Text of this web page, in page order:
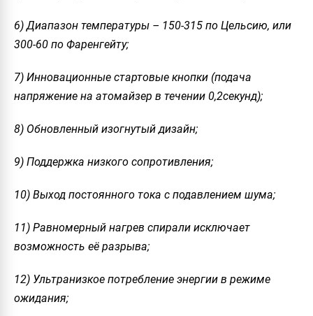
6) Диапазон температуры – 150-315 по Цельсию, или
300-60 по Фаренгейту;
7) Инновационные стартовые кнопки (подача
напряжение на атомайзер в течении 0,2секунд);
8) Обновленный изогнутый дизайн;
9) Поддержка низкого сопротивления;
10) Выход постоянного тока с подавлением шума;
11) Равномерный нагрев спирали исключает
возможность её разрыва;
12) Ультранизкое потребление энергии в режиме
ожидания;